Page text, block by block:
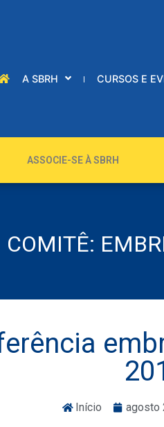
A SBRH CURSOS E
ASSOCIE-SE À SBRH
COMITÊ:
Início agosto